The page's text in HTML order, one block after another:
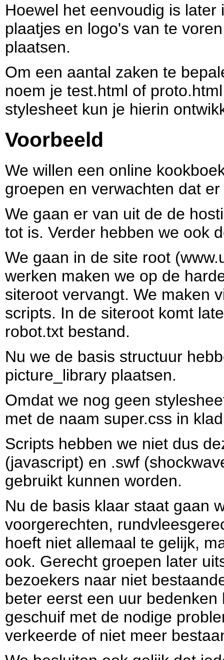
Hoewel het eenvoudig is
plaatjes en logo's van te
plaatsen.
Om een aantal zaken te
noem je test.html of
stylesheet kun je hierin
Voorbeeld
We willen een online
groepen en verwachten dat
We gaan er van uit de de
tot is. Verder hebben we ook
We gaan in de site root
werken maken we op de
siteroot vervangt. We maken
scripts. In de siteroot komt
robot.txt bestand.
Nu we de basis structuur
picture_library plaatsen.
Omdat we nog geen
met de naam super.css in
Scripts hebben we niet dus
(javascript) en .swf
gebruikt kunnen worden.
Nu de basis klaar staat gaan
voorgerechten,
hoeft niet allemaal te gelijk,
ook. Gerecht groepen later
bezoekers naar niet
beter eerst een uur
geschuif met de nodige
verkeerde of niet meer